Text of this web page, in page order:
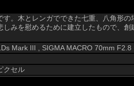
す。木とレンガでできた七重、八角形
しみを慰めるために建立したもので、
Mark III , SIGMA MACRO 70mm F2.8
クセル